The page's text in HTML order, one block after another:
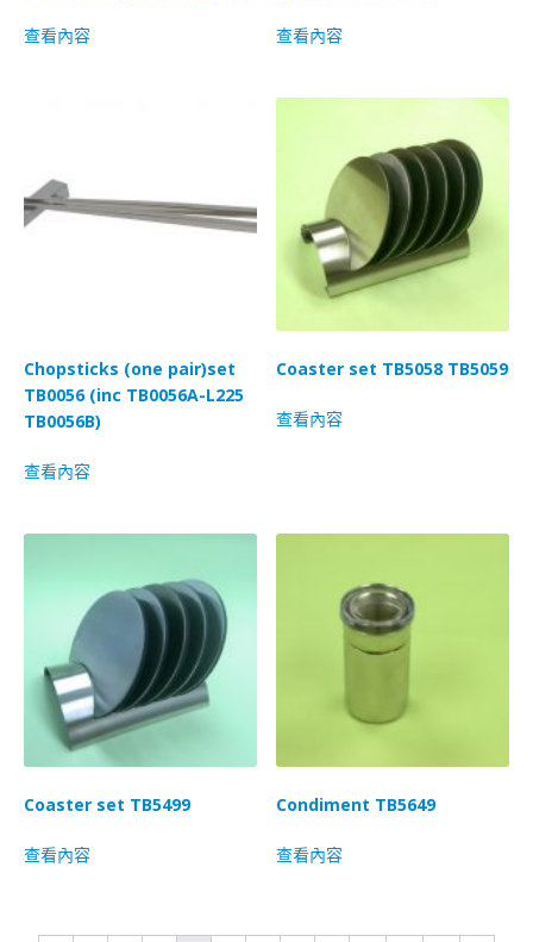
查看內容 查看內容
Chopsticks (one pair)set
TB0056 (inc TB0056A-L225
TB0056B)
查看內容
Coaster set TB5058 TB5059
查看內容
Coaster set TB5499
查看內容
Condiment TB5649
查看內容